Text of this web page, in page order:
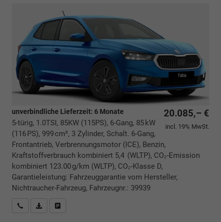
20.085,– €
incl. 19% MwSt.
unverbindliche Lieferzeit: 6 Monate
5-türig, 1.0TSI, 85KW (115PS), 6-Gang, 85 kW
(116 PS), 999 cm³, 3 Zylinder, Schalt. 6-Gang,
Frontantrieb, Verbrennungsmotor (ICE), Benzin,
Kraftstoffverbrauch kombiniert 5,4 (WLTP), CO₂-Emission
kombiniert 123.00 g/km (WLTP), CO₂-Klasse D,
Garantieleistung: Fahrzeuggarantie vom Hersteller,
Nichtraucher-Fahrzeug, Fahrzeugnr.: 39939
Rückrufbitte absenden
PDF-Datei, Fahrzeugexposé drucken